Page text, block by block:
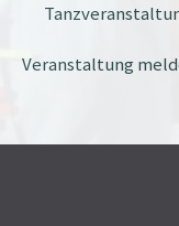
Veranstaltung